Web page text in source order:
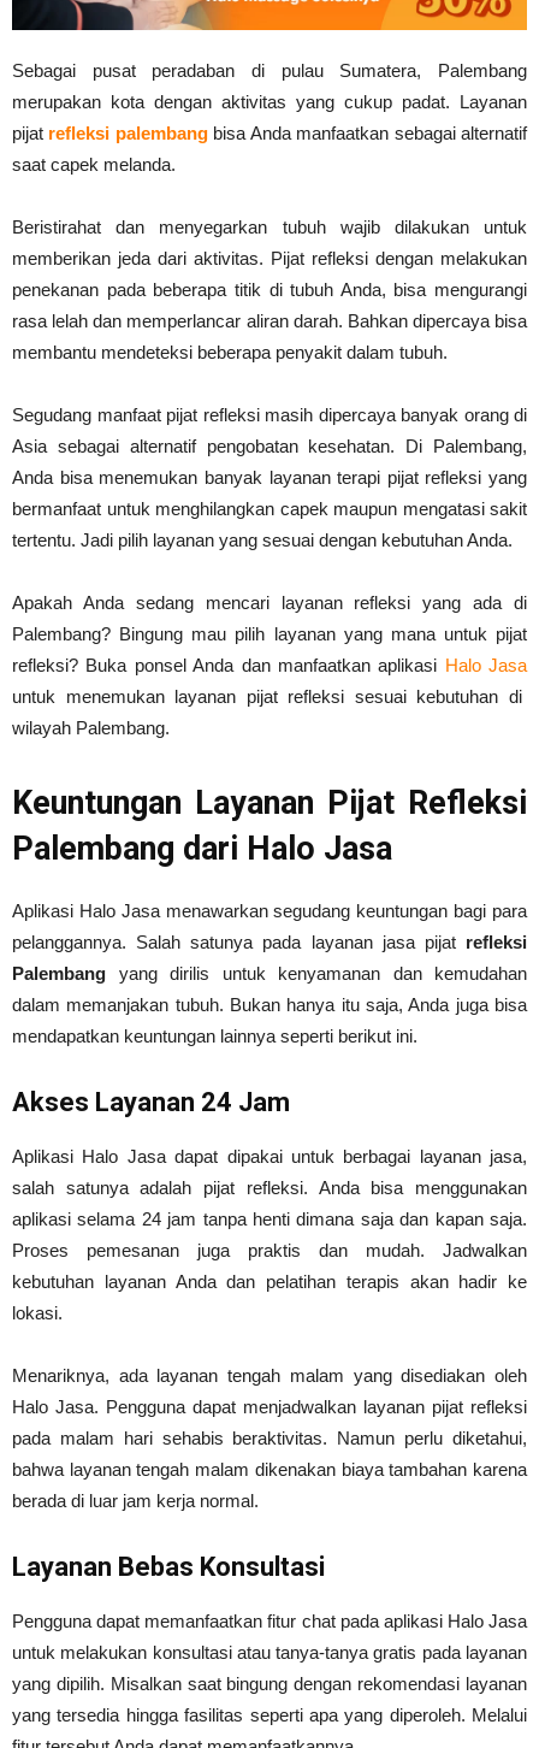
Sebagai pusat peradaban di pulau Sumatera, Palembang
merupakan kota dengan aktivitas yang cukup padat. Layanan
pijat refleksi palembangbisa Anda manfaatkan sebagai alternatif
saat capek melanda.
Beristirahat dan menyegarkan tubuh wajib dilakukan untuk
memberikan jeda dari aktivitas. Pijat refleksi dengan melakukan
penekanan pada beberapa titik di tubuh Anda, bisa mengurangi
rasa lelah dan memperlancar aliran darah. Bahkan dipercaya bisa
membantu mendeteksi beberapa penyakit dalam tubuh.
Segudang manfaat pijat refleksi masih dipercaya banyak orang di
Asia sebagai alternatif pengobatan kesehatan. Di Palembang,
Anda bisa menemukan banyak layanan terapi pijat refleksi yang
bermanfaat untuk menghilangkan capek maupun mengatasi sakit
tertentu. Jadi pilih layanan yang sesuai dengan kebutuhan Anda.
Apakah Anda sedang mencari layanan refleksi yang ada di
Palembang? Bingung mau pilih layanan yang mana untuk pijat
refleksi? Buka ponsel Anda dan manfaatkan aplikasi Halo Jasa
untuk menemukan layanan pijat refleksi sesuai kebutuhan di
wilayah Palembang.
Keuntungan Layanan Pijat Refleksi
Palembang dari Halo Jasa
Aplikasi Halo Jasa menawarkan segudang keuntungan bagi para
pelanggannya. Salah satunya pada layanan jasa pijat refleksi
Palembang yang dirilis untuk kenyamanan dan kemudahan
dalam memanjakan tubuh. Bukan hanya itu saja, Anda juga bisa
mendapatkan keuntungan lainnya seperti berikut ini.
Akses Layanan 24 Jam
Aplikasi Halo Jasa dapat dipakai untuk berbagai layanan jasa,
salah satunya adalah pijat refleksi. Anda bisa menggunakan
aplikasi selama 24 jam tanpa henti dimana saja dan kapan saja.
Proses pemesanan juga praktis dan mudah. Jadwalkan
kebutuhan layanan Anda dan pelatihan terapis akan hadir ke
lokasi.
Menariknya, ada layanan tengah malam yang disediakan oleh
Halo Jasa. Pengguna dapat menjadwalkan layanan pijat refleksi
pada malam hari sehabis beraktivitas. Namun perlu diketahui,
bahwa layanan tengah malam dikenakan biaya tambahan karena
berada di luar jam kerja normal.
Layanan Bebas Konsultasi
Pengguna dapat memanfaatkan fitur chat pada aplikasi Halo Jasa
untuk melakukan konsultasi atau tanya-tanya gratis pada layanan
yang dipilih. Misalkan saat bingung dengan rekomendasi layanan
yang tersedia hingga fasilitas seperti apa yang diperoleh. Melalui